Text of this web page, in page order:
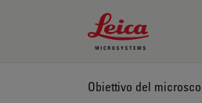
Leica Microsystems
Obiettivo del